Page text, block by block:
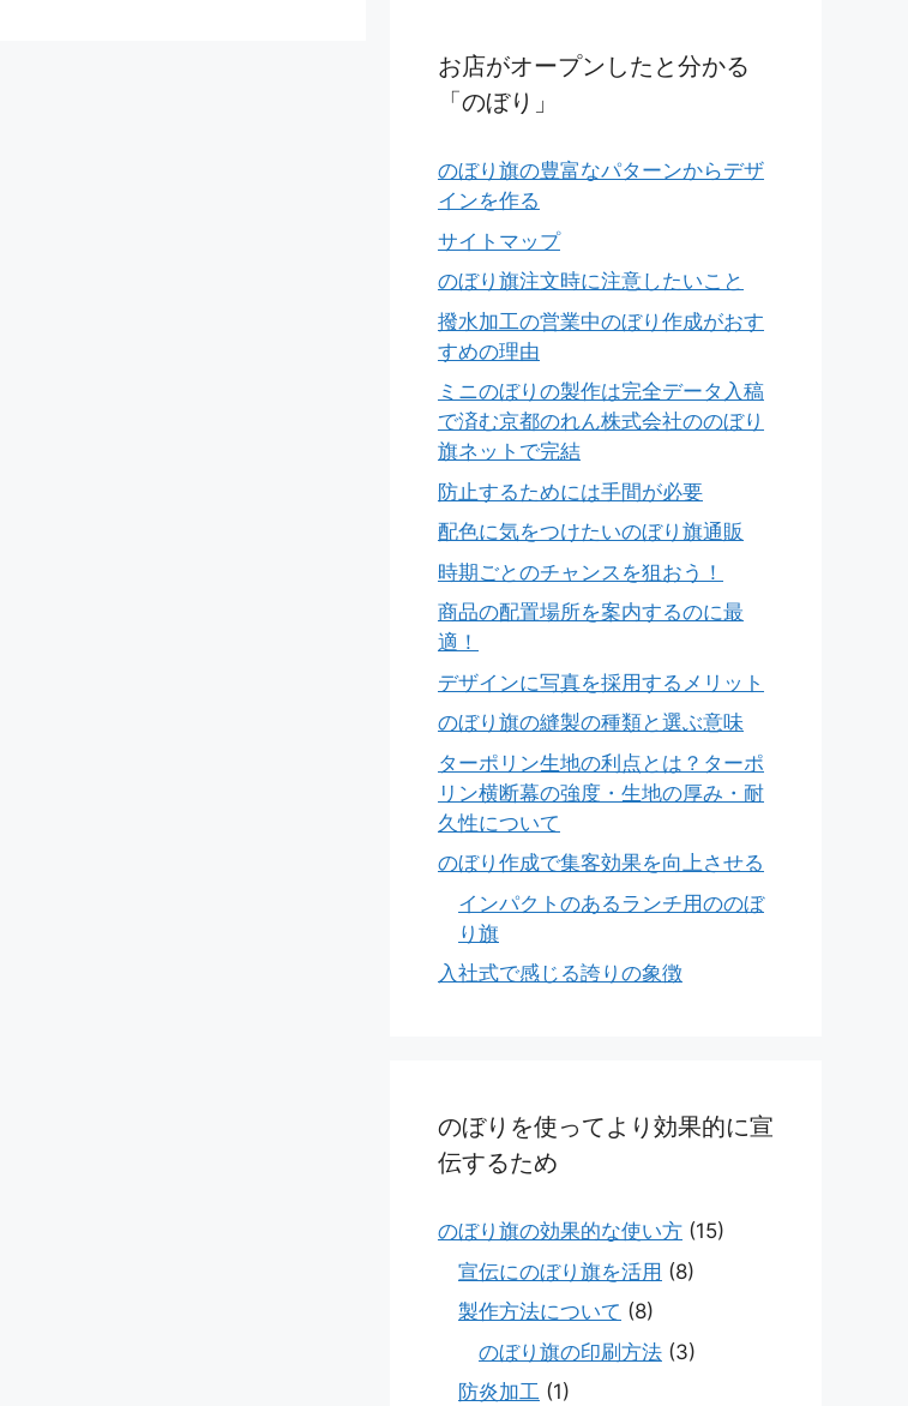
お店がオープンしたと分かる
「のぼり」
のぼり旗の豊富なパターンからデザ
インを作る
サイトマップ
のぼり旗注文時に注意したいこと
撥水加工の営業中のぼり作成がおす
すめの理由
ミニのぼりの製作は完全データ入稿
で済む京都のれん株式会社ののぼり
旗ネットで完結
防止するためには手間が必要
配色に気をつけたいのぼり旗通販
時期ごとのチャンスを狙おう！
商品の配置場所を案内するのに最
適！
デザインに写真を採用するメリット
のぼり旗の縫製の種類と選ぶ意味
ターポリン生地の利点とは？ターポ
リン横断幕の強度・生地の厚み・耐
久性について
のぼり作成で集客効果を向上させる
インパクトのあるランチ用ののぼ
り旗
入社式で感じる誇りの象徴
のぼりを使ってより効果的に宣
伝するため
のぼり旗の効果的な使い方 (15)
宣伝にのぼり旗を活用 (8)
製作方法について (8)
のぼり旗の印刷方法 (3)
防炎加工 (1)